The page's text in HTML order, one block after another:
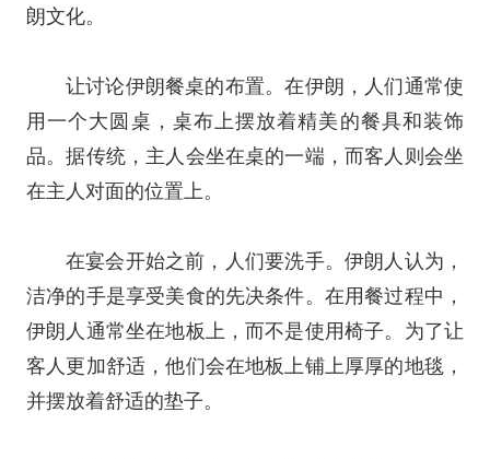
朗文化。
让讨论伊朗餐桌的布置。在伊朗，人们通常使
用一个大圆桌，桌布上摆放着精美的餐具和装饰
品。据传统，主人会坐在桌的一端，而客人则会坐
在主人对面的位置上。
在宴会开始之前，人们要洗手。伊朗人认为，
洁净的手是享受美食的先决条件。在用餐过程中，
伊朗人通常坐在地板上，而不是使用椅子。为了让
客人更加舒适，他们会在地板上铺上厚厚的地毯，
并摆放着舒适的垫子。